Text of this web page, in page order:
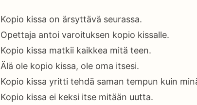
Kopio kissa on ärsyttävä seurassa.
Opettaja antoi varoituksen kopio kissalle.
Kopio kissa matkii kaikkea mitä teen.
Älä ole kopio kissa, ole oma itsesi.
Kopio kissa yritti tehdä saman tempun kuin
Kopio kissa ei keksi itse mitään uutta.